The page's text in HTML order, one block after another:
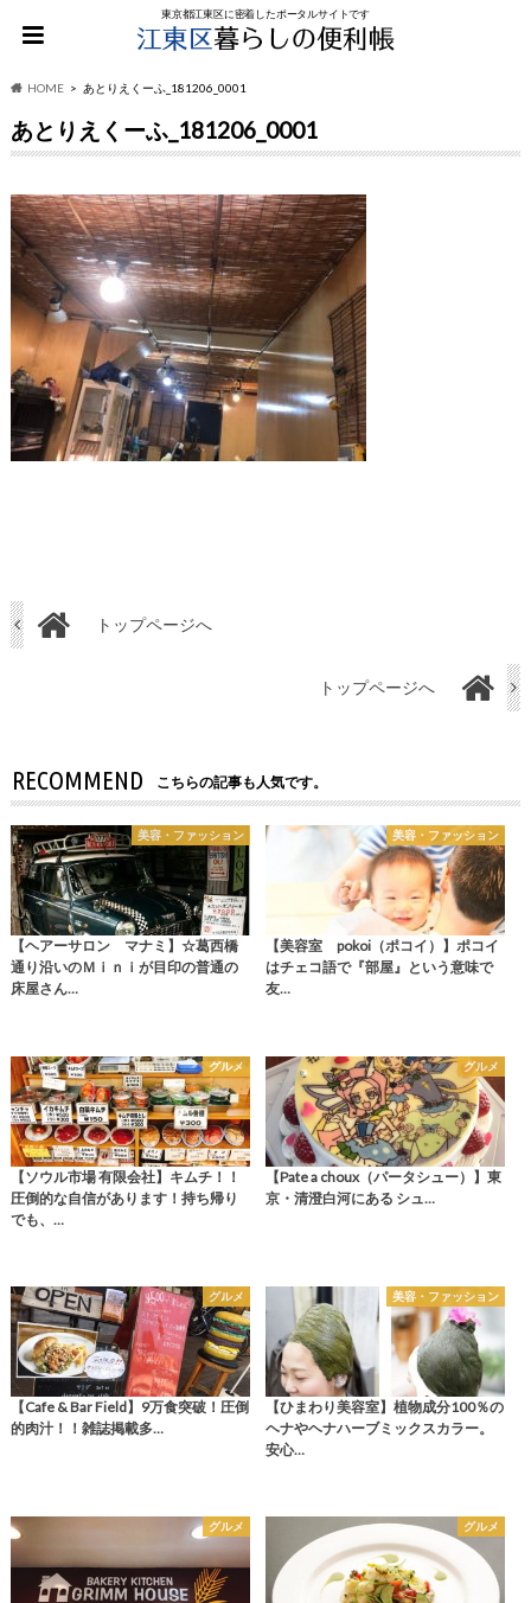
東京都江東区に密着したポータルサイトです
HOME あとりえくーふ_181206_0001
あとりえくーふ_181206_0001
トップページへ
トップページへ
RECOMMEND こちらの記事も人気です。
美容・ファッション
【ヘアーサロン マナミ】☆葛西橋
通り沿いのＭｉｎｉが目印の普通の
床屋さん…
美容・ファッション
【美容室 pokoi（ポコイ）】ポコイ
はチェコ語で『部屋』という意味で
友…
グルメ
【ソウル市場 有限会社】キムチ！！
圧倒的な自信があります！持ち帰り
でも、…
グルメ
【Pate a choux（パータシュー）】東
京・清澄白河にある シュ…
グルメ
【Cafe & Bar Field】9万食突破！圧倒
的肉汁！！雑誌掲載多…
美容・ファッション
【ひまわり美容室】植物成分100％の
ヘナやヘナハーブミックスカラー。
安心…
グルメ グルメ